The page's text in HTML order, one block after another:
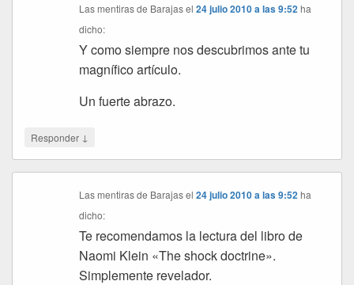
Las mentiras de Barajasel24 julio 2010 a las 9:52 ha
dicho:
Y como siempre nos descubrimos ante tu
magnífico artículo.
Un fuerte abrazo.
Responder ↓
Las mentiras de Barajasel24 julio 2010 a las 9:52 ha
dicho:
Te recomendamos la lectura del libro de
Naomi Klein «The shock doctrine».
Simplemente revelador.